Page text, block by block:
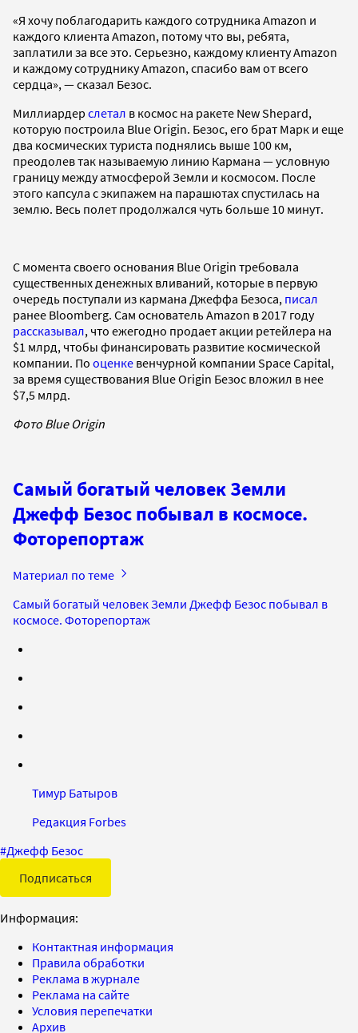
«Я хочу поблагодарить каждого сотрудника Amazon и
каждого клиента Amazon, потому что вы, ребята,
заплатили за все это. Серьезно, каждому клиенту Amazon
и каждому сотруднику Amazon, спасибо вам от всего
сердца», — сказал Безос.
Миллиардер слетал в космос на ракете New Shepard,
которую построила Blue Origin. Безос, его брат Марк и еще
два космических туриста поднялись выше 100 км,
преодолев так называемую линию Кармана — условную
границу между атмосферой Земли и космосом. После
этого капсула с экипажем на парашютах спустилась на
землю. Весь полет продолжался чуть больше 10 минут.
С момента своего основания Blue Origin требовала
существенных денежных вливаний, которые в первую
очередь поступали из кармана Джеффа Безоса, писал
ранее Bloomberg. Сам основатель Amazon в 2017 году
рассказывал, что ежегодно продает акции ретейлера на
$1 млрд, чтобы финансировать развитие космической
компании. По оценке венчурной компании Space Capital,
за время существования Blue Origin Безос вложил в нее
$7,5 млрд.
Фото Blue Origin
Самый богатый человек Земли
Джефф Безос побывал в космосе.
Фоторепортаж
Материал по теме
Самый богатый человек Земли Джефф Безос побывал в
космосе. Фоторепортаж
Тимур Батыров
Редакция Forbes
#Джефф Безос
Подписаться
Информация:
Контактная информация
Правила обработки
Реклама в журнале
Реклама на сайте
Условия перепечатки
Архив